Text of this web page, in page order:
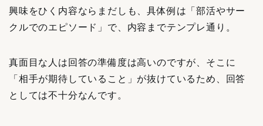
興味をひく内容ならまだしも、具体例は「部活やサー
クルでのエピソード」で、内容までテンプレ通り。
真面目な人は回答の準備度は高いのですが、そこに
「相手が期待していること」が抜けているため、回答
としては不十分なんです。